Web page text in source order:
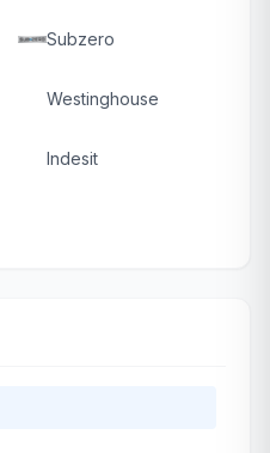
Subzero
Westinghouse
Indesit